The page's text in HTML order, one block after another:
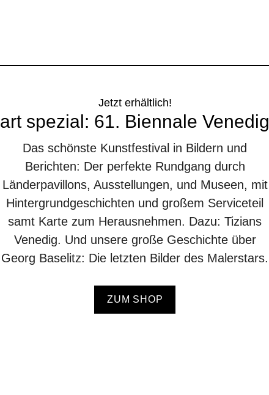
Jetzt erhältlich!
art spezial: 61. Biennale Venedig
Das schönste Kunstfestival in Bildern und
Berichten: Der perfekte Rundgang durch
Länderpavillons, Ausstellungen, und Museen, mit
Hintergrundgeschichten und großem Serviceteil
samt Karte zum Herausnehmen. Dazu: Tizians
Venedig. Und unsere große Geschichte über
Georg Baselitz: Die letzten Bilder des Malerstars.
ZUM SHOP